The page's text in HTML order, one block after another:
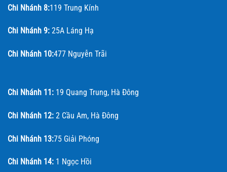
Chi Nhánh 8:119 Trung Kính
Chi Nhánh 9: 25A Láng Hạ
Chi Nhánh 10:477 Nguyễn Trãi
Chi Nhánh 11: 19 Quang Trung, Hà Đông
Chi Nhánh 12: 2 Cầu Am, Hà Đông
Chi Nhánh 13:75 Giải Phóng
Chi Nhánh 14: 1 Ngọc Hồi